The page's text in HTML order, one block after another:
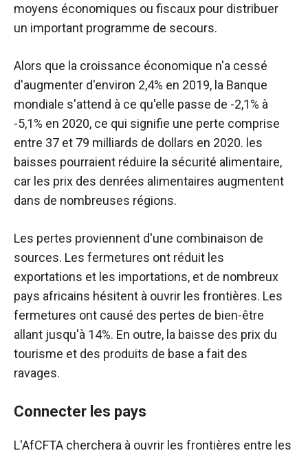
moyens économiques ou fiscaux pour distribuer
un important programme de secours.
Alors que la croissance économique n'a cessé
d'augmenter d'environ 2,4% en 2019, la Banque
mondiale s'attend à ce qu'elle passe de -2,1% à
-5,1% en 2020, ce qui signifie une perte comprise
entre 37 et 79 milliards de dollars en 2020. les
baisses pourraient réduire la sécurité alimentaire,
car les prix des denrées alimentaires augmentent
dans de nombreuses régions.
Les pertes proviennent d'une combinaison de
sources. Les fermetures ont réduit les
exportations et les importations, et de nombreux
pays africains hésitent à ouvrir les frontières. Les
fermetures ont causé des pertes de bien-être
allant jusqu'à 14%. En outre, la baisse des prix du
tourisme et des produits de base a fait des
ravages.
Connecter les pays
L'AfCFTA cherchera à ouvrir les frontières entre les